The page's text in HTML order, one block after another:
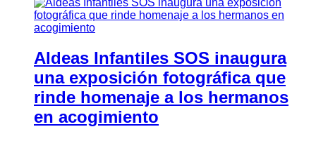
Aldeas Infantiles SOS inaugura
una exposición fotográfica que
rinde homenaje a los hermanos
en acogimiento